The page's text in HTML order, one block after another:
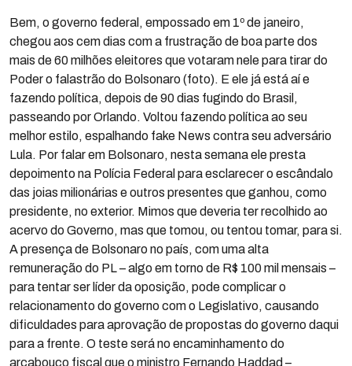
Bem, o governo federal, empossado em 1º de janeiro,
chegou aos cem dias com a frustração de boa parte dos
mais de 60 milhões eleitores que votaram nele para tirar do
Poder o falastrão do Bolsonaro (foto). E ele já está aí e
fazendo política, depois de 90 dias fugindo do Brasil,
passeando por Orlando. Voltou fazendo política ao seu
melhor estilo, espalhando fake News contra seu adversário
Lula. Por falar em Bolsonaro, nesta semana ele presta
depoimento na Polícia Federal para esclarecer o escândalo
das joias milionárias e outros presentes que ganhou, como
presidente, no exterior. Mimos que deveria ter recolhido ao
acervo do Governo, mas que tomou, ou tentou tomar, para si.
A presença de Bolsonaro no país, com uma alta
remuneração do PL – algo em torno de R$ 100 mil mensais –
para tentar ser líder da oposição, pode complicar o
relacionamento do governo com o Legislativo, causando
dificuldades para aprovação de propostas do governo daqui
para a frente. O teste será no encaminhamento do
arcabouço fiscal que o ministro Fernando Haddad –